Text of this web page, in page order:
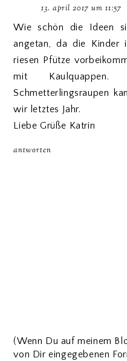
13. april 2017 um 11:57
Wie schön die Ideen
angetan, da die Kinder
riesen Pfütze
mit
Schmetterlingsraupen
wir letztes Jahr.
Liebe Grüße Katrin
antworten
(Wenn Du auf meinem
von Dir eingegebenen